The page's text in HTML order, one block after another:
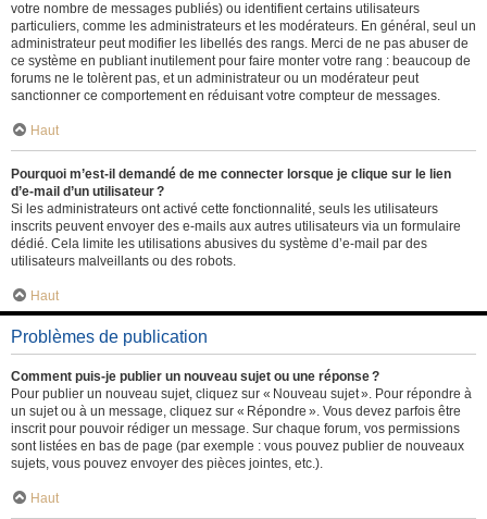
votre nombre de messages publiés) ou identifient certains utilisateurs
particuliers, comme les administrateurs et les modérateurs. En général, seul un
administrateur peut modifier les libellés des rangs. Merci de ne pas abuser de
ce système en publiant inutilement pour faire monter votre rang : beaucoup de
forums ne le tolèrent pas, et un administrateur ou un modérateur peut
sanctionner ce comportement en réduisant votre compteur de messages.
Haut
Pourquoi m’est-il demandé de me connecter lorsque je clique sur le lien
d’e-mail d’un utilisateur ?
Si les administrateurs ont activé cette fonctionnalité, seuls les utilisateurs
inscrits peuvent envoyer des e-mails aux autres utilisateurs via un formulaire
dédié. Cela limite les utilisations abusives du système d’e-mail par des
utilisateurs malveillants ou des robots.
Haut
Problèmes de publication
Comment puis-je publier un nouveau sujet ou une réponse ?
Pour publier un nouveau sujet, cliquez sur « Nouveau sujet ». Pour répondre à
un sujet ou à un message, cliquez sur « Répondre ». Vous devez parfois être
inscrit pour pouvoir rédiger un message. Sur chaque forum, vos permissions
sont listées en bas de page (par exemple : vous pouvez publier de nouveaux
sujets, vous pouvez envoyer des pièces jointes, etc.).
Haut